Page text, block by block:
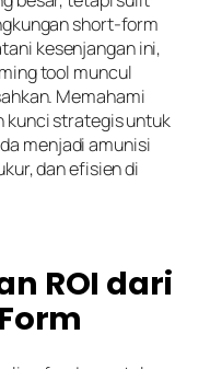
short-form
kesenjangan ini,
tool muncul
Memahami
kunci strategis untuk
menjadi amunisi
dan efisien di
ROI dari